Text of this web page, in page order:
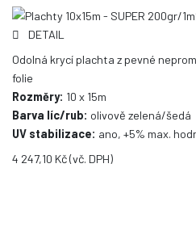
DETAIL
Odolná krycí plachta z pevné
folie
Rozměry: 10 x 15m
Barva líc/rub: olivově zelená/šedá
UV stabilizace: ano, +5% max.
4 247,10 Kč(vč. DPH)